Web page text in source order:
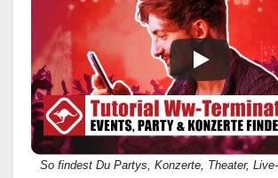
So findest Du Partys, Konzerte, Theater,